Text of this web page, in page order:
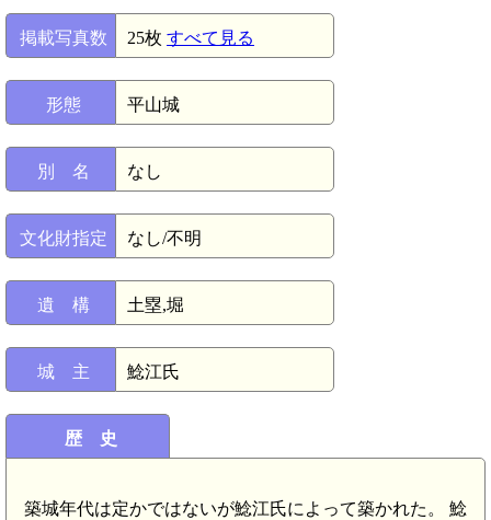
掲載写真数 25枚 すべて見る
形態 平山城
別 名 なし
文化財指定 なし/不明
遺 構 土塁,堀
城 主 鯰江氏
歴 史
築城年代は定かではないが鯰江氏によって築かれた。 鯰